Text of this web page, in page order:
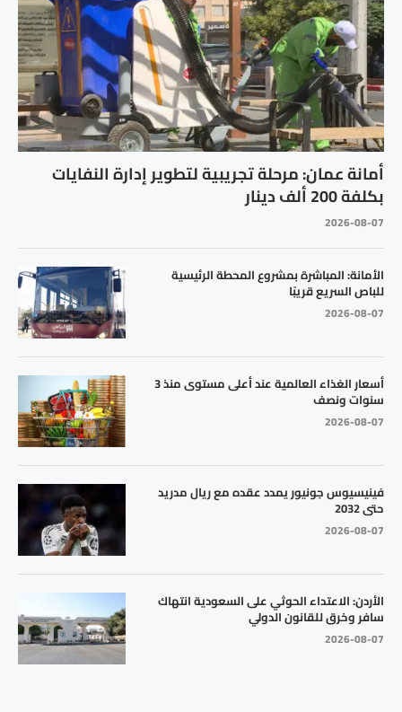
أمانة عمان: مرحلة تجريبية لتطوير إدارة النفايات
بكلفة 200 ألف دينار
2026-08-07
الأمانة: المباشرة بمشروع المحطة الرئيسية
للباص السريع قريبًا
2026-08-07
أسعار الغذاء العالمية عند أعلى مستوى منذ 3
سنوات ونصف
2026-08-07
فينيسيوس جونيور يمدد عقده مع ريال مدريد
حتى 2032
2026-08-07
الأردن: الاعتداء الحوثي على السعودية انتهاك
سافر وخرق للقانون الدولي
2026-08-07